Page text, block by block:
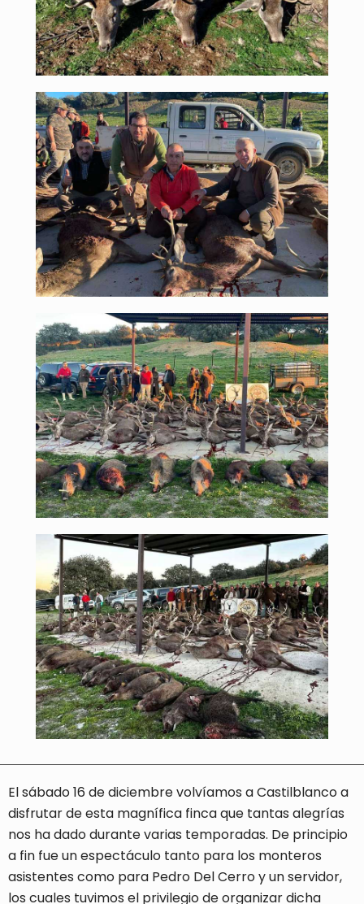
El sábado 16 de diciembre volvíamos a Castilblanco a
disfrutar de esta magnífica finca que tantas alegrías
nos ha dado durante varias temporadas. De principio
a fin fue un espectáculo tanto para los monteros
asistentes como para Pedro Del Cerro y un servidor,
los cuales tuvimos el privilegio de organizar dicha